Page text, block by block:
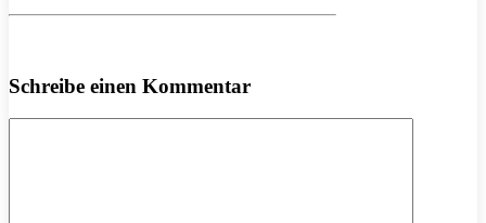
Schreibe einen Kommentar